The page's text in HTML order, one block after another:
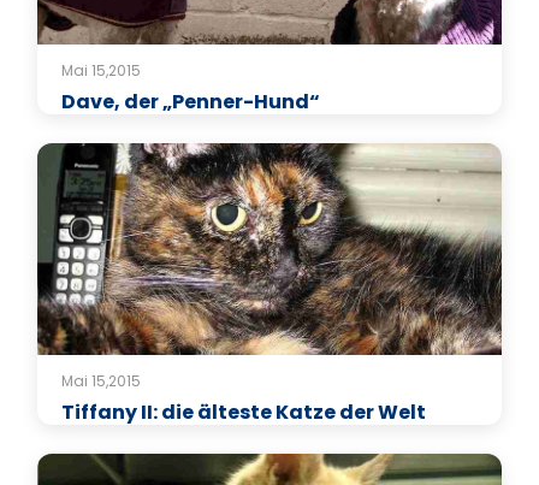
Mai 15,2015
Dave, der „Penner-Hund“
Mai 15,2015
Tiffany II: die älteste Katze der Welt